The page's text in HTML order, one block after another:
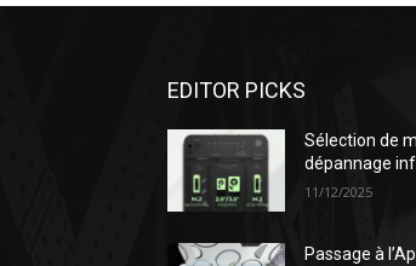
EDITOR PICKS
Sélection de
dépannage
11/12/2025
Passage à